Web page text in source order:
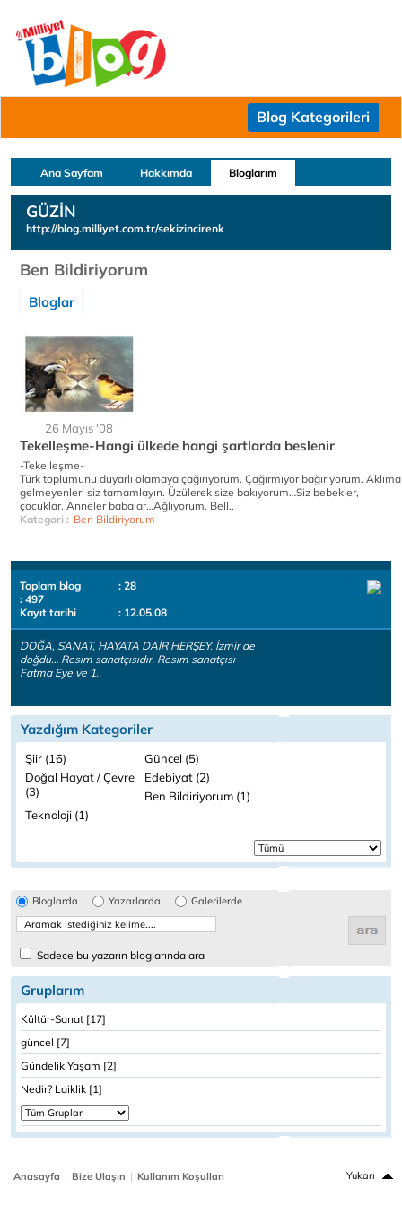
Blog Kategorileri
Ana Sayfam Hakkımda Bloglarım
GÜZİN
http://blog.milliyet.com.tr/sekizincirenk
Ben Bildiriyorum
Bloglar
26 Mayıs '08
Tekelleşme-Hangi ülkede hangi şartlarda beslenir
-Tekelleşme-
Türk toplumunu duyarlı olamaya çağırıyorum. Çağırmıyor bağırıyorum. Aklıma
gelmeyenleri siz tamamlayın. Üzülerek size bakıyorum…Siz bebekler,
çocuklar. Anneler babalar…Ağlıyorum. Bell..
Kategori : Ben Bildiriyorum
Toplam blog
: 28
: 497
Kayıt tarihi
: 12.05.08
DOĞA, SANAT, HAYATA DAİR HERŞEY. İzmir de
doğdu… Resim sanatçısıdır. Resim sanatçısı
Fatma Eye ve 1..
Yazdığım Kategoriler
Şiir (16)
Güncel (5)
Doğal Hayat / Çevre
(3)
Edebiyat (2)
Ben Bildiriyorum (1)
Teknoloji (1)
Bloglarda Yazarlarda Galerilerde
Sadece bu yazarın bloglarında ara
Gruplarım
Kültür-Sanat [17]
güncel [7]
Gündelik Yaşam [2]
Nedir? Laiklik [1]
Anasayfa | Bize Ulaşın | Kullanım Koşulları Yukarı